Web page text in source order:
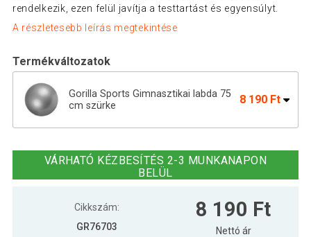
rendelkezik, ezen felül javítja a testtartást és egyensúlyt.
A részletesebb leírás megtekintése
Termékváltozatok
Gorilla Sports Gimnasztikai labda 75
cm szürke
8 190 Ft
kék
rózsaszín
7 990 Ft
VÁRHATÓ KÉZBESÍTÉS 2-3 MUNKANAPON
BELÜL
Cikkszám:
GR76703
8 190 Ft
Nettó ár